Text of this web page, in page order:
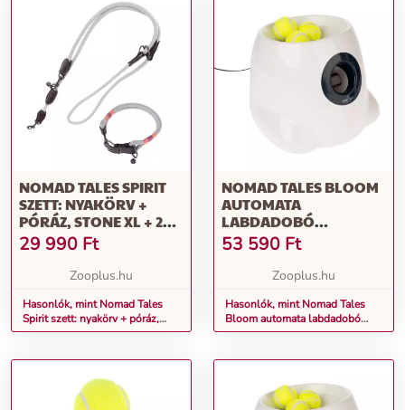
NOMAD TALES SPIRIT
SZETT: NYAKÖRV +
PÓRÁZ, STONE XL + 200
CM KUTYÁKNAK
29 990 Ft
Zooplus.hu
Hasonlók, mint Nomad Tales
Spirit szett: nyakörv + póráz,
stone XL + 200 cm kutyáknak
NOMAD TALES BLOOM
AUTOMATA
LABDADOBÓ
KUTYÁKNAK, MINI
26X27X21CM
53 590 Ft
Zooplus.hu
Hasonlók, mint Nomad Tales
Bloom automata labdadobó
kutyáknak, Mini 26x27x21cm